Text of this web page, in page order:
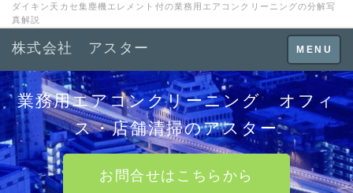
ダイキン天カセ集塵機エレメント付の業務用エアコンクリーニングの分解写
真解説
Toggle
navigation
MENU
株式会社 アスター
業務用エアコンクリーニング オフィ
ス・店舗清掃のアスター
お問合せはこちらから